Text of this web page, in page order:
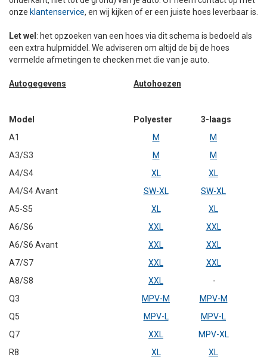
OVERIGE AUTOMERKEN
INFORMATIE DAKDRAGER SYSTEMEN
INFORMATIE OVER WIELDOPPEN
BESTELWAGEN
ZOMER DEALS
onze klantenservice, en wij kijken of er een juiste hoes leverbaar is.
Let wel : het opzoeken van een hoes via dit schema is bedoeld als
een extra hulpmiddel. We adviseren om altijd de bij de hoes
vermelde afmetingen te checken met die van je auto.
Autogegevens Autohoezen
Model Polyester 3-laags
A1
M
M
A3/S3
M
M
A4/S4
XL
XL
A4/S4 Avant
SW-XL
SW-XL
A5-S5
XL
XL
A6/S6
XXL
XXL
A6/S6 Avant
XXL
XXL
A7/S7
XXL
XXL
A8/S8
XXL
-
Q3
MPV-M
MPV-M
Q5
MPV-L
MPV-L
Q7
XXL
MPV-XL
R8
XL
XL